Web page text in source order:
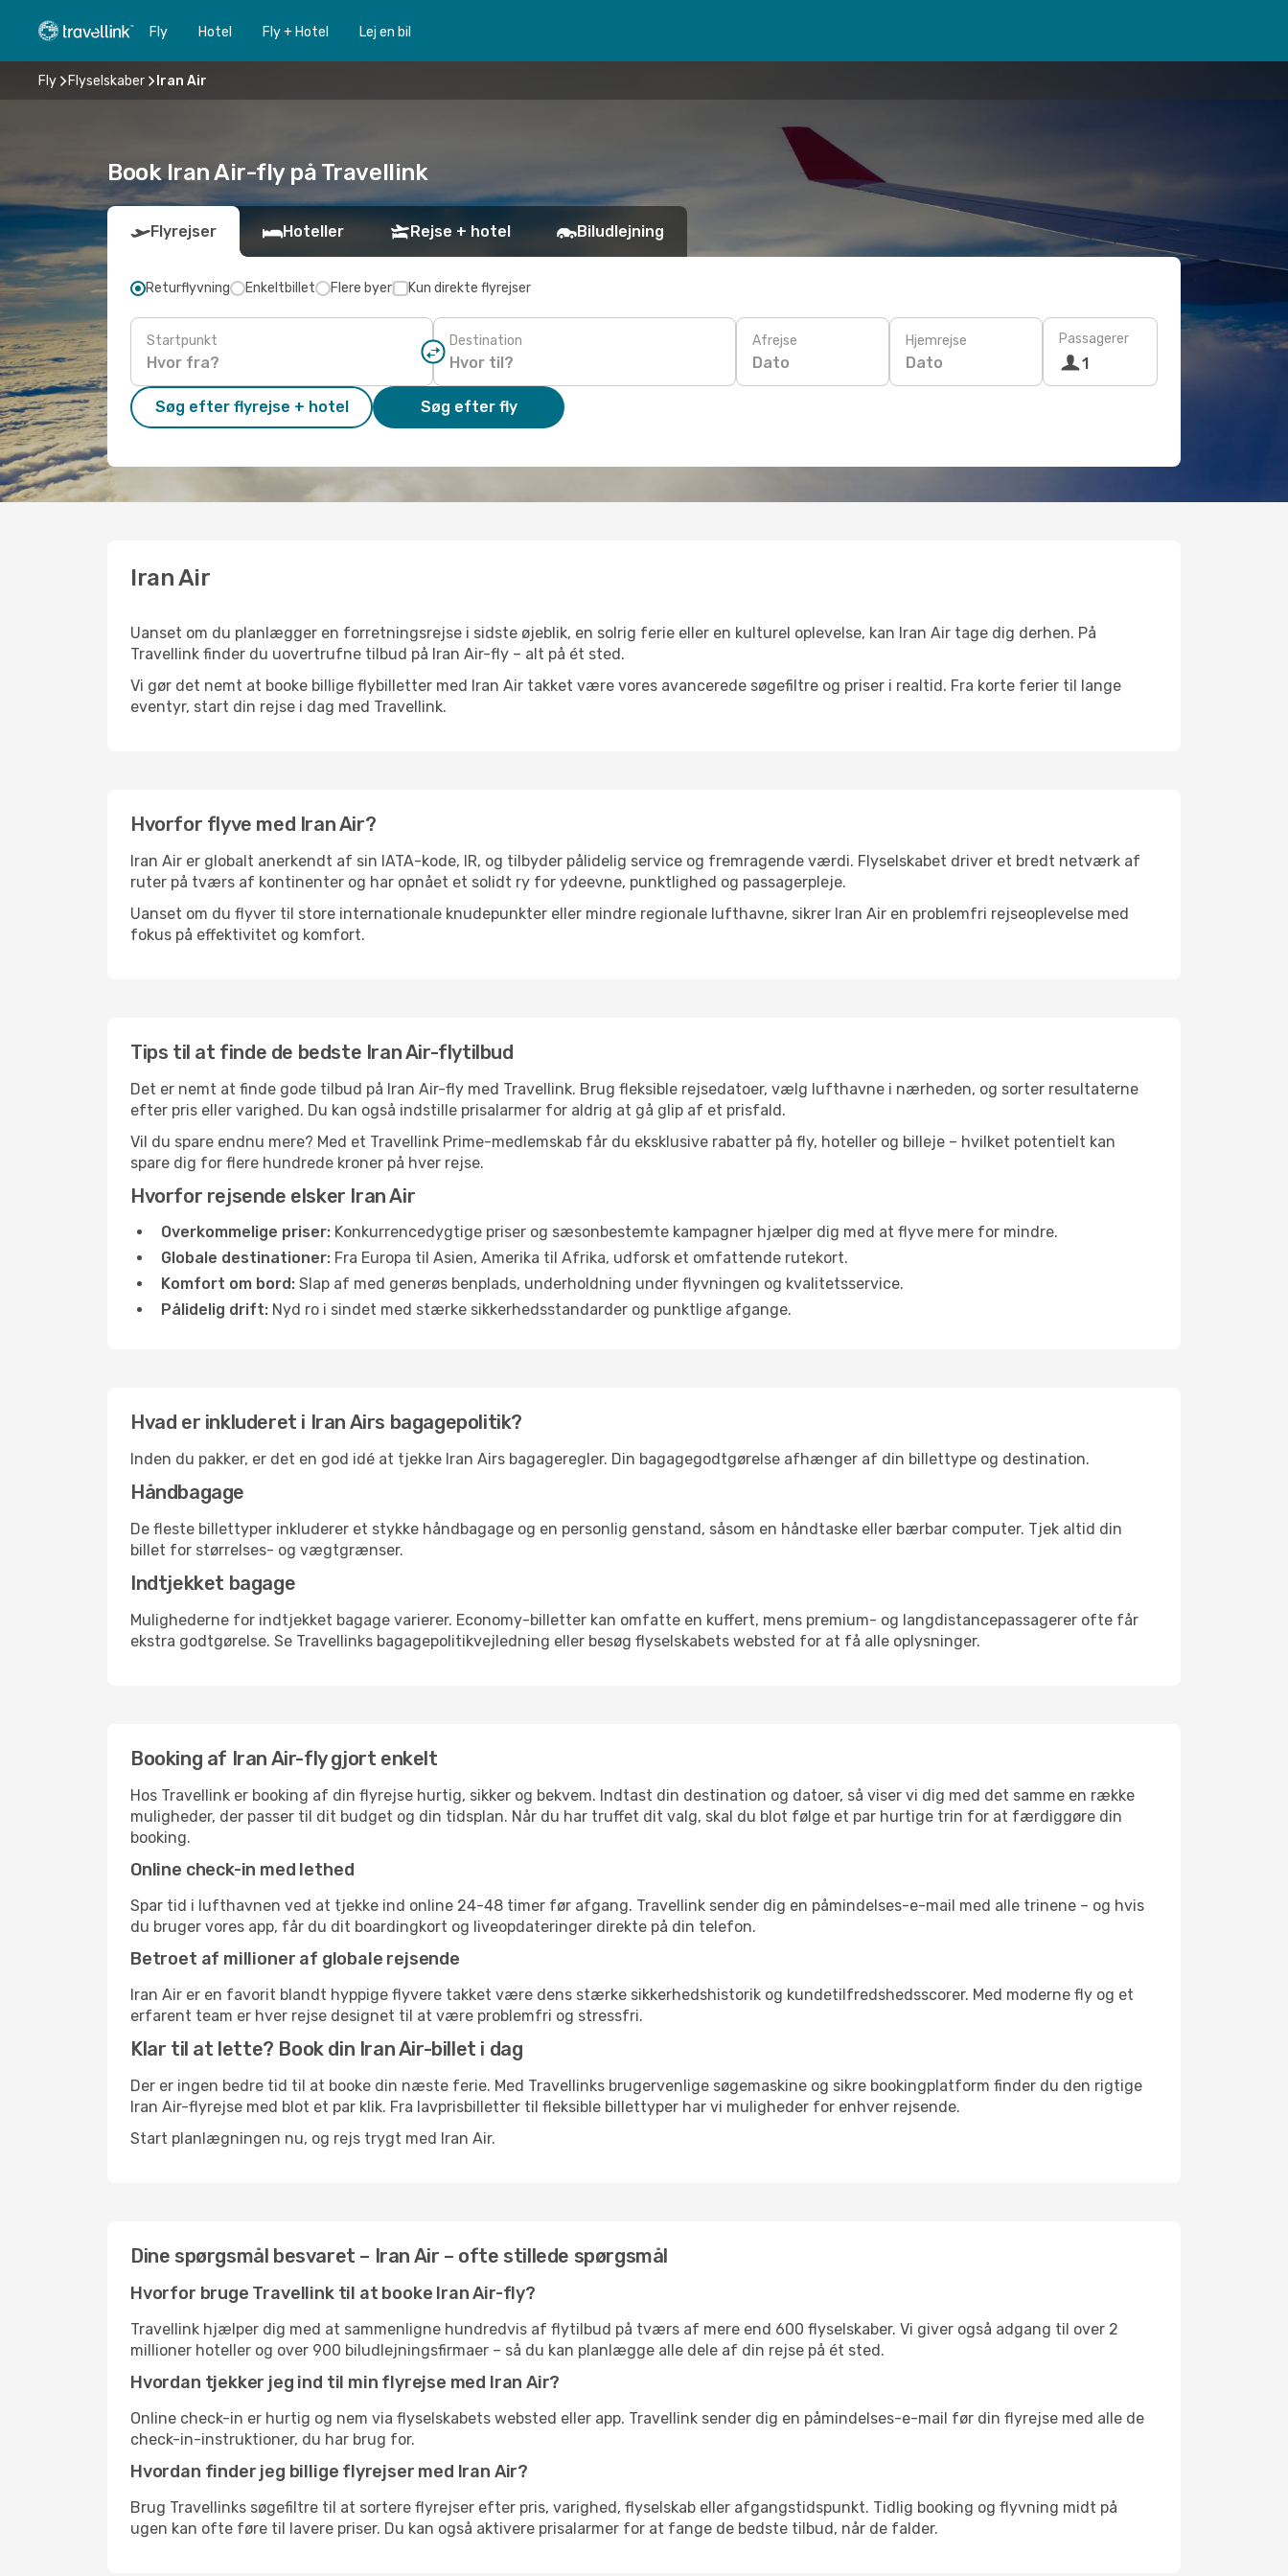
Fly Hotel Fly + Hotel Lej en bil
Fly Flyselskaber Iran Air
Book Iran Air-fly på Travellink
Flyrejser Hoteller Rejse + hotel Biludlejning
Returflyvning Enkeltbillet Flere byer Kun direkte flyrejser
Startpunkt Destination Afrejse
Dato
Hjemrejse
Dato
Passagerer
1
Søg efter flyrejse + hotel Søg efter fly
Iran Air
Uanset om du planlægger en forretningsrejse i sidste øjeblik, en solrig ferie eller en kulturel oplevelse, kan Iran Air tage dig derhen. På
Travellink finder du uovertrufne tilbud på Iran Air-fly – alt på ét sted.
Vi gør det nemt at booke billige flybilletter med Iran Air takket være vores avancerede søgefiltre og priser i realtid. Fra korte ferier til lange
eventyr, start din rejse i dag med Travellink.
Hvorfor flyve med Iran Air?
Iran Air er globalt anerkendt af sin IATA-kode, IR, og tilbyder pålidelig service og fremragende værdi. Flyselskabet driver et bredt netværk af
ruter på tværs af kontinenter og har opnået et solidt ry for ydeevne, punktlighed og passagerpleje.
Uanset om du flyver til store internationale knudepunkter eller mindre regionale lufthavne, sikrer Iran Air en problemfri rejseoplevelse med
fokus på effektivitet og komfort.
Tips til at finde de bedste Iran Air-flytilbud
Det er nemt at finde gode tilbud på Iran Air-fly med Travellink. Brug fleksible rejsedatoer, vælg lufthavne i nærheden, og sorter resultaterne
efter pris eller varighed. Du kan også indstille prisalarmer for aldrig at gå glip af et prisfald.
Vil du spare endnu mere? Med et Travellink Prime-medlemskab får du eksklusive rabatter på fly, hoteller og billeje – hvilket potentielt kan
spare dig for flere hundrede kroner på hver rejse.
Hvorfor rejsende elsker Iran Air
Overkommelige priser: Konkurrencedygtige priser og sæsonbestemte kampagner hjælper dig med at flyve mere for mindre.
Globale destinationer: Fra Europa til Asien, Amerika til Afrika, udforsk et omfattende rutekort.
Komfort om bord: Slap af med generøs benplads, underholdning under flyvningen og kvalitetsservice.
Pålidelig drift: Nyd ro i sindet med stærke sikkerhedsstandarder og punktlige afgange.
Hvad er inkluderet i Iran Airs bagagepolitik?
Inden du pakker, er det en god idé at tjekke Iran Airs bagageregler. Din bagagegodtgørelse afhænger af din billettype og destination.
Håndbagage
De fleste billettyper inkluderer et stykke håndbagage og en personlig genstand, såsom en håndtaske eller bærbar computer. Tjek altid din
billet for størrelses- og vægtgrænser.
Indtjekket bagage
Mulighederne for indtjekket bagage varierer. Economy-billetter kan omfatte en kuffert, mens premium- og langdistancepassagerer ofte får
ekstra godtgørelse. Se Travellinks bagagepolitikvejledning eller besøg flyselskabets websted for at få alle oplysninger.
Booking af Iran Air-fly gjort enkelt
Hos Travellink er booking af din flyrejse hurtig, sikker og bekvem. Indtast din destination og datoer, så viser vi dig med det samme en række
muligheder, der passer til dit budget og din tidsplan. Når du har truffet dit valg, skal du blot følge et par hurtige trin for at færdiggøre din
booking.
Online check-in med lethed
Spar tid i lufthavnen ved at tjekke ind online 24-48 timer før afgang. Travellink sender dig en påmindelses-e-mail med alle trinene – og hvis
du bruger vores app, får du dit boardingkort og liveopdateringer direkte på din telefon.
Betroet af millioner af globale rejsende
Iran Air er en favorit blandt hyppige flyvere takket være dens stærke sikkerhedshistorik og kundetilfredshedsscorer. Med moderne fly og et
erfarent team er hver rejse designet til at være problemfri og stressfri.
Klar til at lette? Book din Iran Air-billet i dag
Der er ingen bedre tid til at booke din næste ferie. Med Travellinks brugervenlige søgemaskine og sikre bookingplatform finder du den rigtige
Iran Air-flyrejse med blot et par klik. Fra lavprisbilletter til fleksible billettyper har vi muligheder for enhver rejsende.
Start planlægningen nu, og rejs trygt med Iran Air.
Dine spørgsmål besvaret – Iran Air – ofte stillede spørgsmål
Hvorfor bruge Travellink til at booke Iran Air-fly?
Travellink hjælper dig med at sammenligne hundredvis af flytilbud på tværs af mere end 600 flyselskaber. Vi giver også adgang til over 2
millioner hoteller og over 900 biludlejningsfirmaer – så du kan planlægge alle dele af din rejse på ét sted.
Hvordan tjekker jeg ind til min flyrejse med Iran Air?
Online check-in er hurtig og nem via flyselskabets websted eller app. Travellink sender dig en påmindelses-e-mail før din flyrejse med alle de
check-in-instruktioner, du har brug for.
Hvordan finder jeg billige flyrejser med Iran Air?
Brug Travellinks søgefiltre til at sortere flyrejser efter pris, varighed, flyselskab eller afgangstidspunkt. Tidlig booking og flyvning midt på
ugen kan ofte føre til lavere priser. Du kan også aktivere prisalarmer for at fange de bedste tilbud, når de falder.